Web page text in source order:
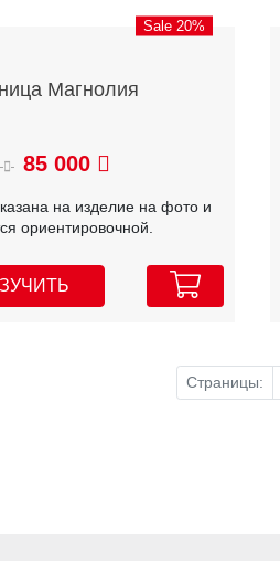
Sale 20%
Магнолия
85 000
на изделие на фото и
ориентировочной.
Страницы: